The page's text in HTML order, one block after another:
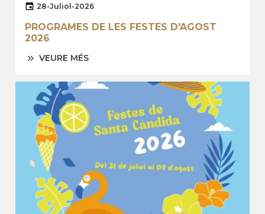
28-Juliol-2026
PROGRAMES DE LES FESTES D'AGOST
2026
VEURE MÉS